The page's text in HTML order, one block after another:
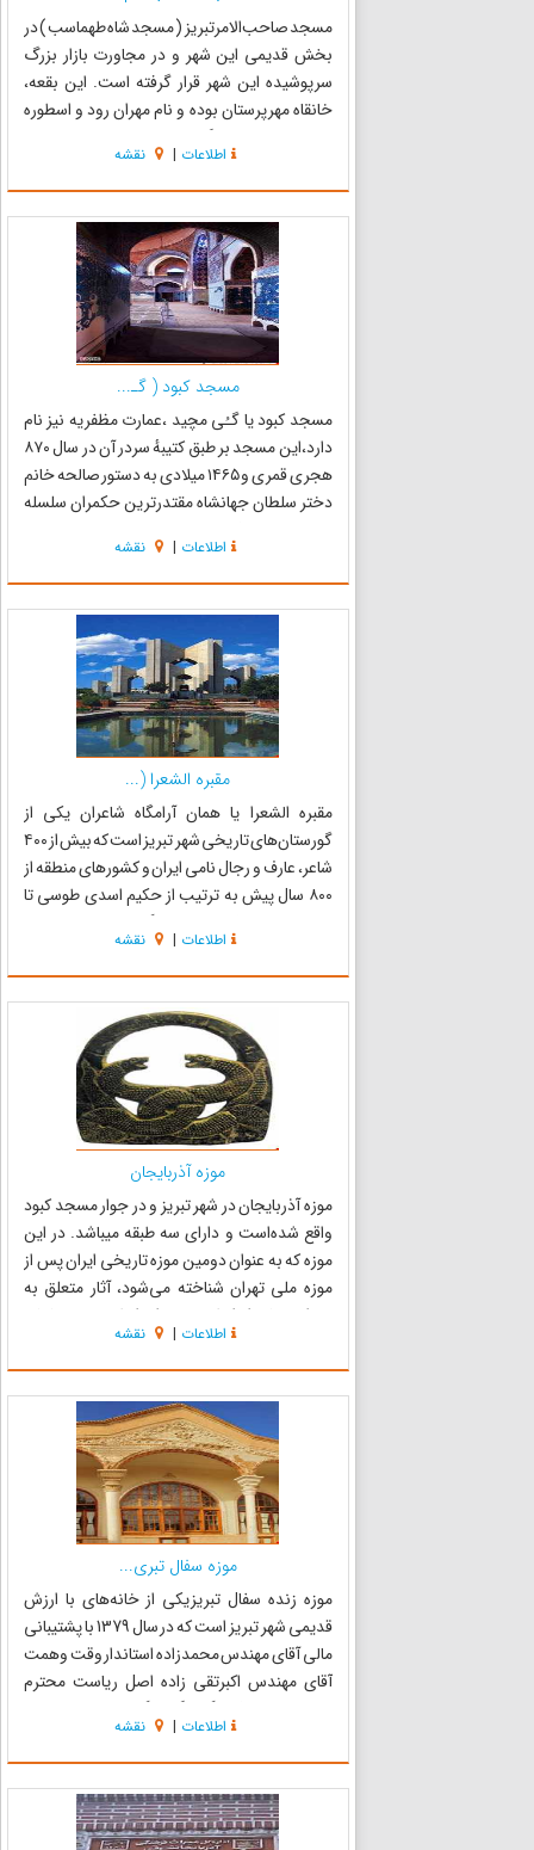
مسجد صاحب‌الامرتبریز ( مسجد شاه طهماسب ) در
بخش قدیمی این شهر و در مجاورت بازار بزرگ
سرپوشیده این شهر قرار گرفته است. این بقعه،
خانقاه مهرپرستان بوده و نام مهران رود و اسطوره
قربانی مهرپرستانه گاو در کنار نام بقعه صاحب‌الامر
گواه صادقی بر این نظر می‌باشد. مسجد
صاحب‌الامر از مساجد قدیم...
اطلاعات | نقشه
مسجد کبود ( گـ...
مسجد کبود یا گـُی مچید ،عمارت مظفریه نیز نام
دارد،این مسجد بر طبق کتیبهٔ سردر آن در سال ۸۷۰
هجری قمری و ۱۴۶۵ میلادی به دستور صالحه خانم
دختر سلطان جهانشاه مقتدرترین حکمران سلسله
شد. تنوع و ظرافت و زیبایی کاشی‌کاری و استفاده از
رنگها...
اطلاعات | نقشه
مقبره الشعرا (...
مقبره الشعرا یا همان آرامگاه شاعران یکی از
گورستان‌های تاریخی شهر تبریز است که بیش از ۴۰۰
شاعر، عارف و رجال نامی ایران و کشورهای منطقه از
۸۰۰ سال پیش به ترتیب از حکیم اسدی طوسی تا
استاد شهریار، یکی پس از دیگری در اینجا به خاک
سپرده شده‌اند. این بنای یادبود نماد مقبرةالشعرا و
یکی از نم...
اطلاعات | نقشه
موزه آذربایجان
موزه آذربایجان در شهر تبریز و در جوار مسجد کبود
واقع شده‌است و دارای سه طبقه میباشد. در این
موزه که به عنوان دومین موزه تاریخی ایران پس از
موزه ملی تهران شناخته می‌شود، آثار متعلق به
دوران پیش از اسلام و دوران اسلامی به نمایش
۱۳۳۶‬شمسی توسط آندره...
اطلاعات | نقشه
موزه سفال تبری...
موزه زنده سفال تبریزیکی از خانه‌های با ارزش
قدیمی شهر تبریز است که در سال 1379 با پشتیبانی
مالی آقای مهندس محمدزاده استاندار وقت وهمت
آقای مهندس اکبرتقی زاده اصل ریاست محترم
سازمان میراث فرهنگی وگردشگری وقت ، خریداری
ومرمت گردید. موزه زنده سفال بخشی از بیرونی
خانه ای قاجاری است که متعل...
اطلاعات | نقشه